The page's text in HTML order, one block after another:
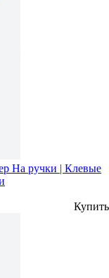
На ручки | Клевые
Купить